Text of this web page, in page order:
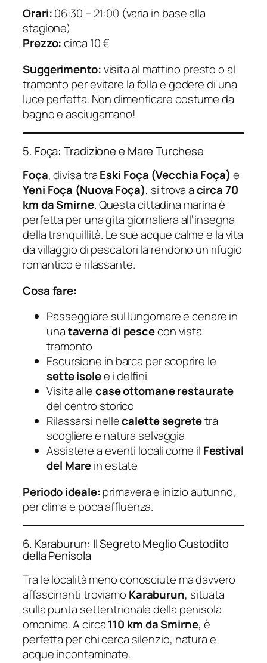
Orari:06:30 – 21:00 (varia in base alla
stagione)
Prezzo:circa 10 €
Suggerimento:visita al mattino presto o al
tramonto per evitare la folla e godere di una
luce perfetta. Non dimenticare costume da
bagno e asciugamano!
5. Foça: Tradizione e Mare Turchese
Foça, divisa traEski Foça (Vecchia Foça) e
Yeni Foça (Nuova Foça), si trova acirca 70
km da Smirne. Questa cittadina marina è
perfetta per una gita giornaliera all’insegna
della tranquillità. Le sue acque calme e la vita
da villaggio di pescatori la rendono un rifugio
romantico e rilassante.
Cosa fare:
Passeggiare sul lungomare e cenare in
unataverna di pescecon vista
tramonto
Escursione in barca per scoprire le
sette isolee i delfini
Visita allecase ottomane restaurate
del centro storico
Rilassarsi nellecalette segretetra
scogliere e natura selvaggia
Assistere a eventi locali come il Festival
del Marein estate
Periodo ideale:primavera e inizio autunno,
per clima e poca affluenza.
6. Karaburun: Il Segreto Meglio Custodito
della Penisola
Tra le località meno conosciute ma davvero
affascinanti troviamo Karaburun, situata
sulla punta settentrionale della penisola
omonima. A circa110 km da Smirne, è
perfetta per chi cerca silenzio, natura e
acque incontaminate.